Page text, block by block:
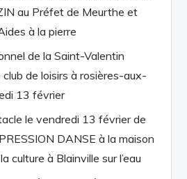
au Préfet de Meurthe et
à la pierre
de la Saint-Valentin
de loisirs à rosières-aux-
13 février
le vendredi 13 février de
DANSE à la maison
culture à Blainville sur l’eau